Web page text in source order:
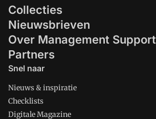
Collecties
Nieuwsbrieven
Over Management Support
Partners
Snel naar
Nieuws & inspiratie
Checklists
Digitale Magazine